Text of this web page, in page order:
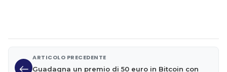
ARTICOLO PRECEDENTE
Guadagna un premio di 50 euro in Bitcoin con